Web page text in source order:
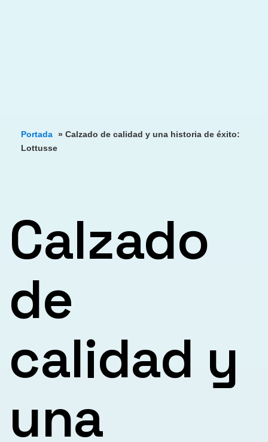
Portada » Calzado de calidad y una historia de éxito:
Lottusse
Calzado
de
calidad y
una